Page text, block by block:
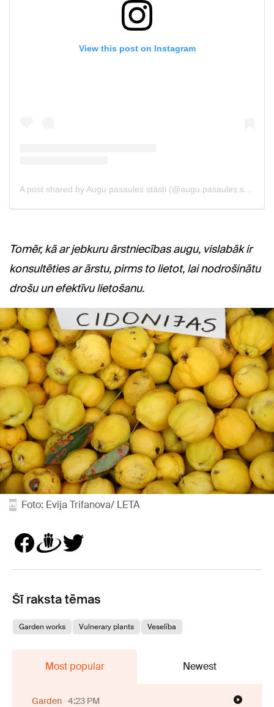
Tomēr, kā ar jebkuru ārstniecības augu, vislabāk ir
konsultēties ar ārstu, pirms to lietot, lai nodrošinātu
drošu un efektīvu lietošanu.
Foto: Evija Trifanova/ LETA
Šī raksta tēmas
Garden works Vulnerary plants Veselība
Most popular Newest
Garden 4:23 PM